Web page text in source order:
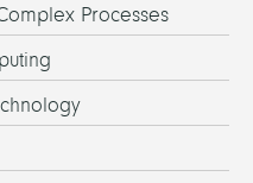
Processes